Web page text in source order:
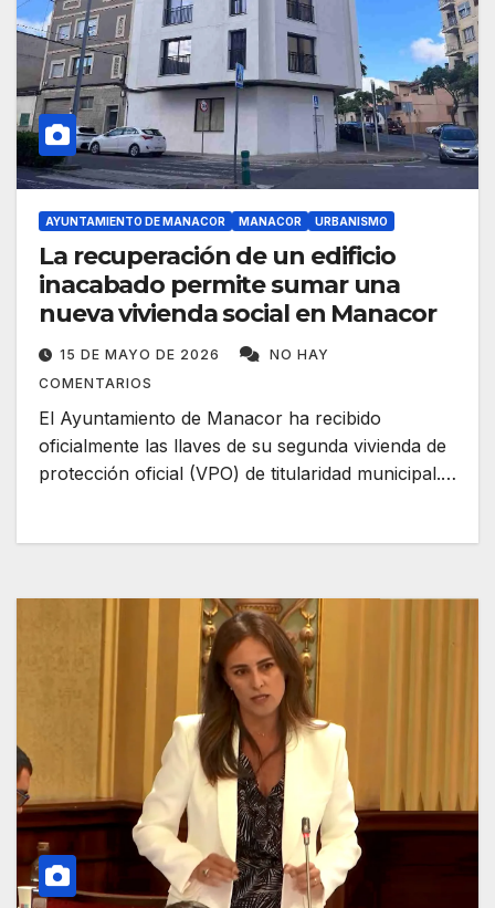
AYUNTAMIENTO DE MANACOR MANACOR URBANISMO
La recuperación de un edificio
inacabado permite sumar una
nueva vivienda social en Manacor
15 DE MAYO DE 2026
NO HAY
COMENTARIOS
El Ayuntamiento de Manacor ha recibido
oficialmente las llaves de su segunda vivienda de
protección oficial (VPO) de titularidad municipal.…